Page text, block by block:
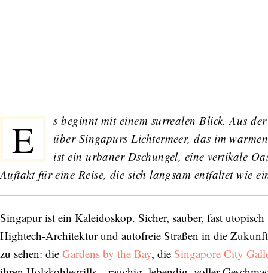
E
s beginnt mit einem surrealen Blick. Aus
über Singapurs Lichtermeer, das im
ist ein urbaner Dschungel, eine vertikale
Auftakt für eine Reise, die sich langsam entfaltet wie
Singapur ist ein Kaleidoskop. Sicher, sauber, fast
Hightech-Architektur und autofreie Straßen in die
zu sehen: die Gardens by the Bay, die Singapore City